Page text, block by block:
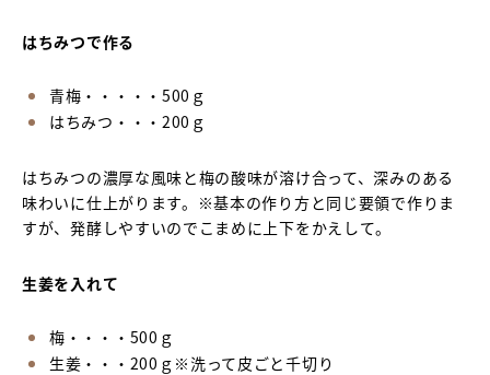
はちみつで作る
青梅・・・・・500ｇ
はちみつ・・・200ｇ
はちみつの濃厚な風味と梅の酸味が溶け合って、深みのある
味わいに仕上がります。※基本の作り方と同じ要領で作りま
すが、発酵しやすいのでこまめに上下をかえして。
生姜を入れて
梅・・・・500ｇ
生姜・・・200ｇ※洗って皮ごと千切り